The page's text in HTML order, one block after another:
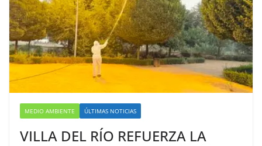
MEDIO AMBIENTE ÚLTIMAS NOTICIAS
VILLA DEL RÍO REFUERZA LA